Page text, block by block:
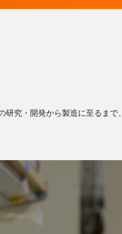
研究・開発から製造に至るま